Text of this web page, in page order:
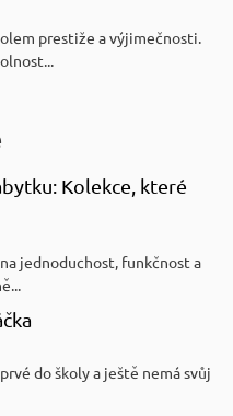
prestiže a výjimečnosti.
Kolekce, které
jednoduchost, funkčnost a
do školy a ještě nemá svůj